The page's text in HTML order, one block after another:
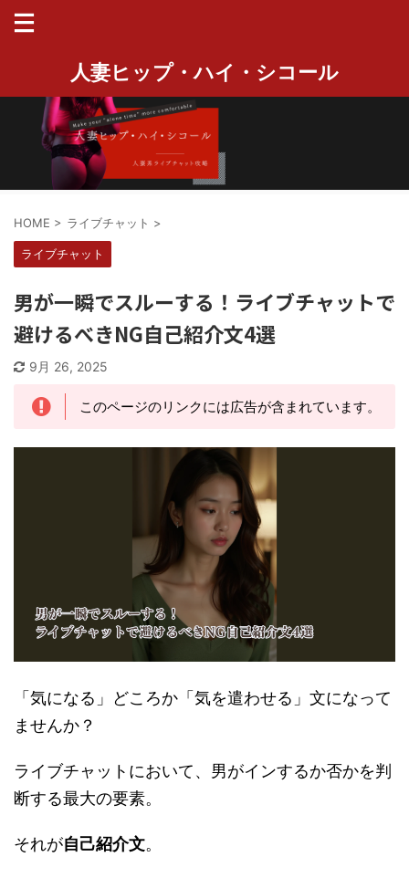
人妻ヒップ・ハイ・シコール
HOME > ライブチャット >
ライブチャット
男が一瞬でスルーする！ライブチャットで
避けるべきNG自己紹介文4選
9月 26, 2025
このページのリンクには広告が含まれています。
「気になる」どころか「気を遣わせる」文になって
ませんか？
ライブチャットにおいて、男がインするか否かを判
断する最大の要素。
それが自己紹介文。